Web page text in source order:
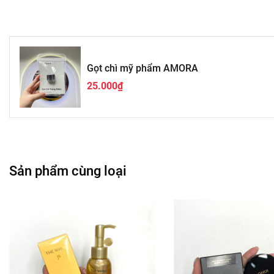
Gọt chì mỹ phẩm AMORA
25.000₫
Sản phẩm cùng loại